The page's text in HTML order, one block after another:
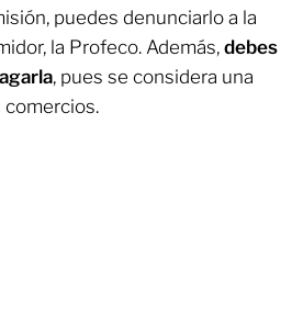
puedes denunciarlo a la
la Profeco. Además,debes
, pues se considera una
comercios.